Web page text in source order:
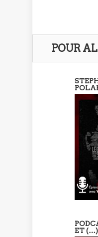
POUR
ET (…)